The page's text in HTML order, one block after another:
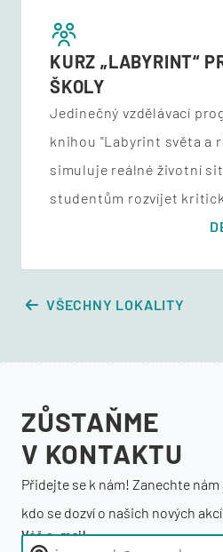
KURZ „LABYRINT“
ŠKOLY
Jedinečný vzdělávací
knihou "Labyrint světa a
simuluje reálné životní
studentům rozvíjet
VŠECHNY LOKALITY
ZŮSTAŇME
V KONTAKTU
Přidejte se k nám! Zanechte
kdo se dozví o našich nových
Váš e-mail